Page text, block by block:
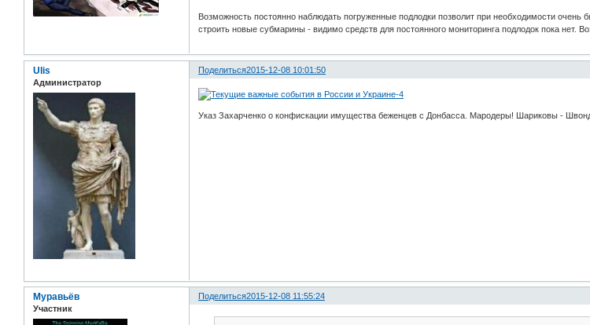
Возможность постоянно наблюдать погруженные подлодки позволит при необходимости
строить новые субмарины - видимо средств для постоянного мониторинга подлодок пока нет.
Поделиться2015-12-08 10:01:50
Ulis
Администратор
Указ Захарченко о конфискации имущества беженцев с Донбасса. Мародеры! Шариковы -
Поделиться2015-12-08 11:55:24
Муравьёв
Участник